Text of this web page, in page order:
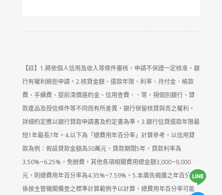
【註】1.將依個人信用及收入等條件審核，申請不保證一定核准，銀
行有權利婉拒申請。2.核貸金額、還款年限、利率、月付金、帳款
費、手續費、提前清償違約金、信用查費．．等，視個別銀行、貸
款產品及授信條件等不同而有所差異，銀行保留核貸與否之權利，
詳細約定應以銀行貸款申請書及約定書為準。3.銀行信貸還款年限最
短1年最長7年。4.以下為「總費用年百分率」計算參考，以信用貸
款為例：假設貸款金額為30萬元，貸款期間5年，貸款利率為
3.50%~6.25%，免辦費，其他各項相關費用總金額3,000~9,000
元，則總費用年百分率為4.35%~7.59%。5.本廣告揭露之年百分率
係按主管機關備查之標準計算範例予以計算，總費用年百分率可能